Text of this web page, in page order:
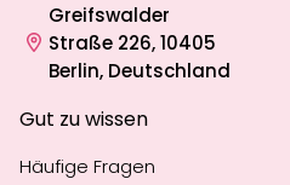
Greifswalder
Straße 226, 10405
Berlin, Deutschland
Gut zu wissen
Häufige Fragen